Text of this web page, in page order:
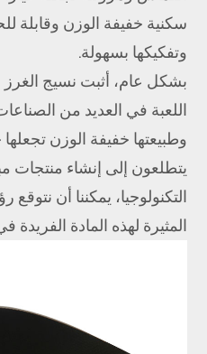
سكنية خفيفة الوزن وقابلة
وتفكيكها بسهولة.
بشكل عام، أثبت نسيج الغرز
اللعبة في العديد من
وطبيعتها خفيفة الوزن
يتطلعون إلى إنشاء منتجات
التكنولوجيا، يمكننا أن
المثيرة لهذه المادة الفريدة